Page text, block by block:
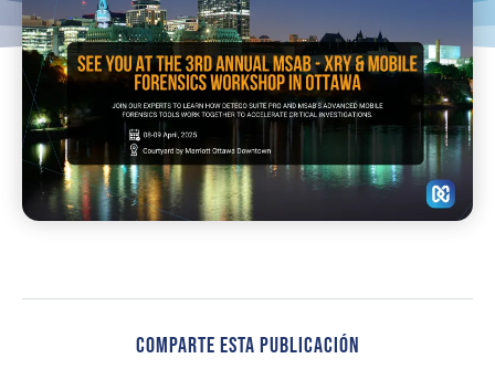
Comparte Esta Publicación